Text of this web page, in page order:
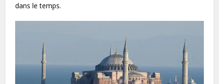
dans le temps.